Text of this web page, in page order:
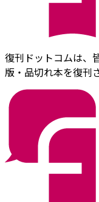
復刊ドットコムは、
版・品切れ本を復刊